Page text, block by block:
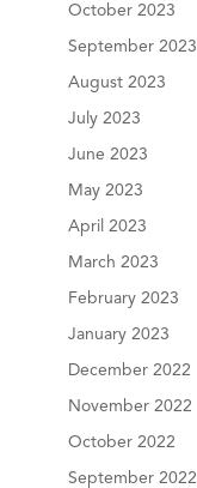
October 2023
September 2023
August 2023
July 2023
June 2023
May 2023
April 2023
March 2023
February 2023
January 2023
December 2022
November 2022
October 2022
September 2022